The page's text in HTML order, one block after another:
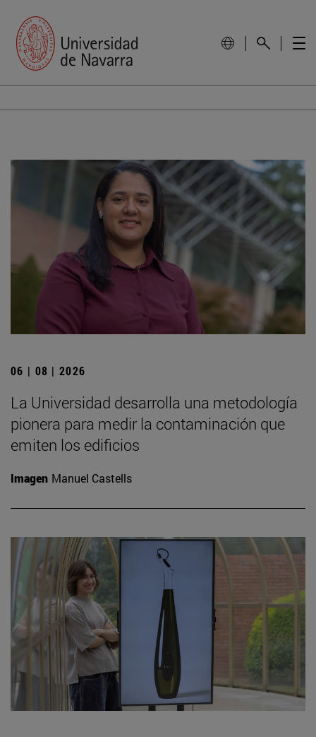
06 | 08 | 2026
La Universidad desarrolla una metodología
pionera para medir la contaminación que
emiten los edificios
Imagen Manuel Castells